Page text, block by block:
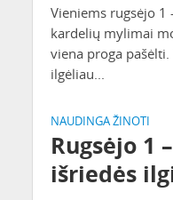
Vieniems rugsėjo 1
kardelių mylimai
viena proga
ilgėliau...
NAUDINGA ŽINOTI
Rugsėjo 1
išriedės